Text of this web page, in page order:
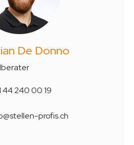
De Donno
44 240 00 19
profis.ch